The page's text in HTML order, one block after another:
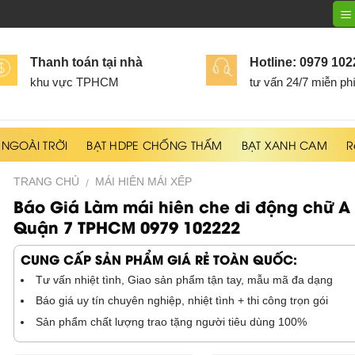
Thanh toán tại nhà
khu vực TPHCM
Hotline: 0979
tư vấn 24/7 miễn phí
TRỜI BẠT HDPE CHỐNG THẤM BẠT XANH CAM
TRANG CHỦ / MÁI HIÊN MÁI XẾP
Báo Giá Làm mái hiên che di động chữ A
Quận 7 TPHCM 0979 102222
CUNG CẤP SẢN PHẨM GIÁ RẺ TOÀN QUỐC:
Tư vấn nhiệt tình, Giao sản phẩm tận tay, mẫu mã đa dạng
Báo giá uy tín chuyên nghiệp, nhiệt tình + thi công trọn gói
Sản phẩm chất lượng trao tặng người tiêu dùng 100%